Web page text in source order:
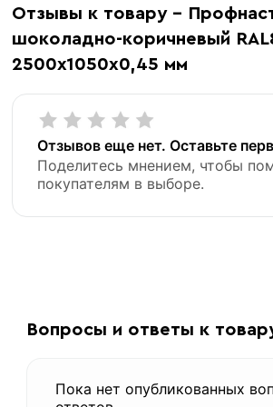
профнастил
Отзывы к товару -
шоколадно-коричневый
2500х1050х0,45 мм
Отзывов еще нет. Оставьте
Поделитесь мнением, чтобы
покупателям в выборе.
Вопросы и ответы к
Пока нет опубликованных